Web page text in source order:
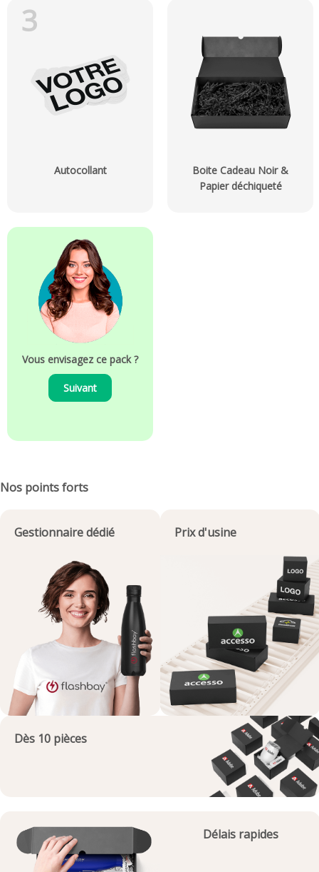
3
Autocollant
Boite Cadeau Noir &
Papier déchiqueté
Vous envisagez ce pack ?
Suivant
Nos points forts
Gestionnaire dédié Prix d'usine
Dès 10 pièces
Délais rapides